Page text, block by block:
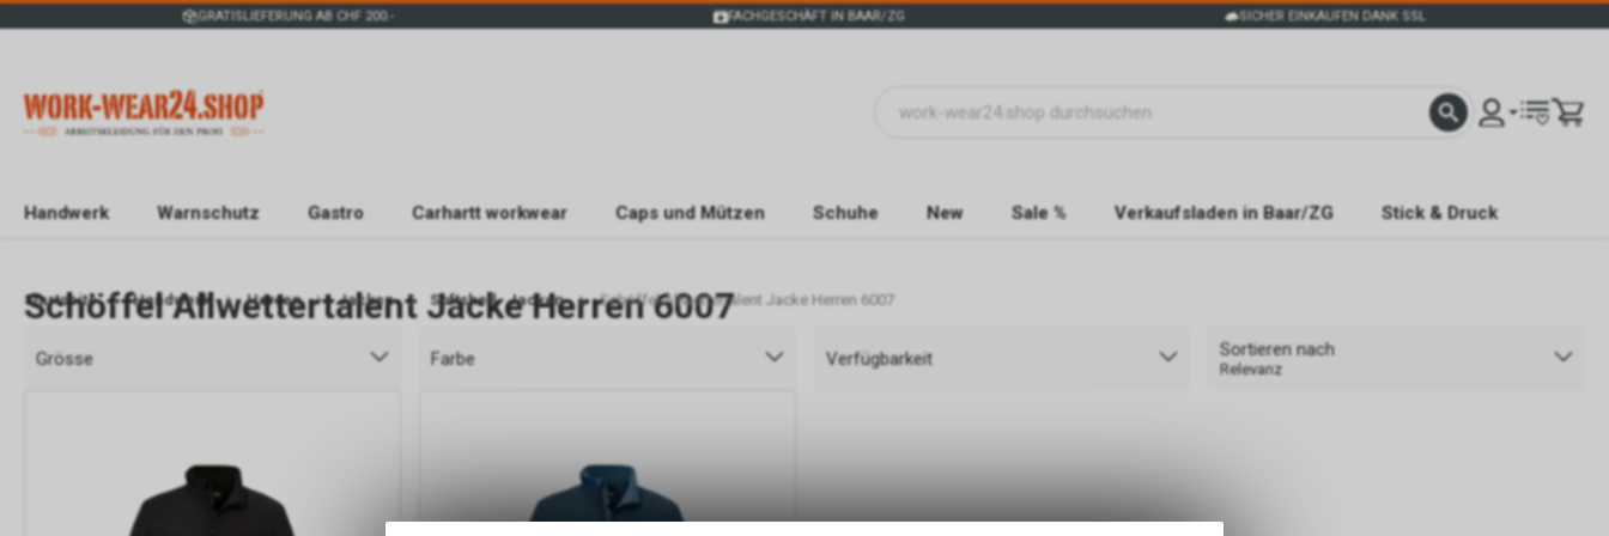
GRATISLIEFERUNG AB CHF 200.- FACHGESCHÄFT IN BAAR/ZG SICHER EINKAUFEN DANK SSL
Handwerk Warnschutz Gastro Carhartt workwear Caps und Mützen Schuhe New Sale % Verkaufsladen in Baar/ZG Stick & Druck
Startseite Handwerk Herren Jacken Softshell- Jacken Schöffel Allwettertalent Jacke Herren 6007
Schöffel Allwettertalent Jacke Herren 6007
Grösse Farbe Verfügbarkeit Sortieren nach
Relevanz